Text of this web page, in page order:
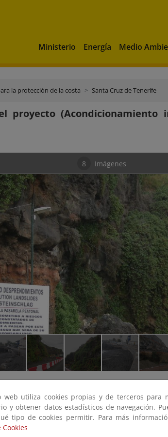
Ministerio Energía Medio
la protección de la costa Santa Cruz de Tenerife
proyecto
8 Imágenes
web utiliza cookies propias y de terceros para
y obtener datos estadísticos de navegación.
tipo de cookies permitir. Para más
Cookies